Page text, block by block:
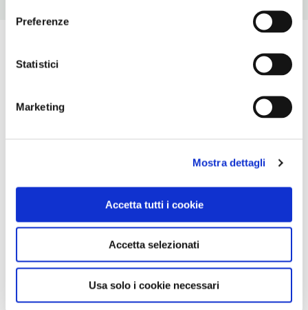
Preferenze
Statistici
Marketing
Mostra dettagli
Accetta tutti i cookie
Accetta selezionati
Usa solo i cookie necessari